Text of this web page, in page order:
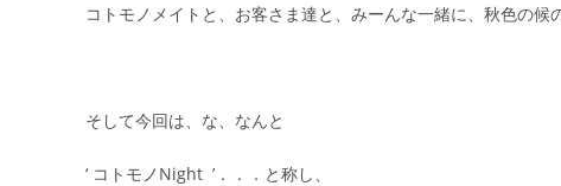
コトモノメイトと、お客さま達と、みーんな一緒に、秋色の候
そして今回は、な、なんと
‘ コトモノNight ’．．．と称し、